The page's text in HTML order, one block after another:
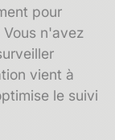
pour
n'avez
vient à
le suivi